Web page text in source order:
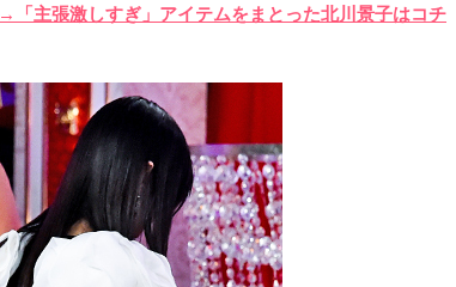
→「主張激しすぎ」アイテムをまとった北川景子はコチ